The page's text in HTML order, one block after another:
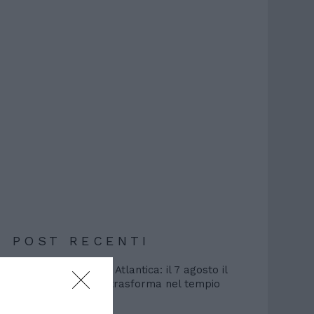
POST RECENTI
Grelmos sbarca ad Atlantica: il 7 agosto il
parco acquatico si trasforma nel tempio